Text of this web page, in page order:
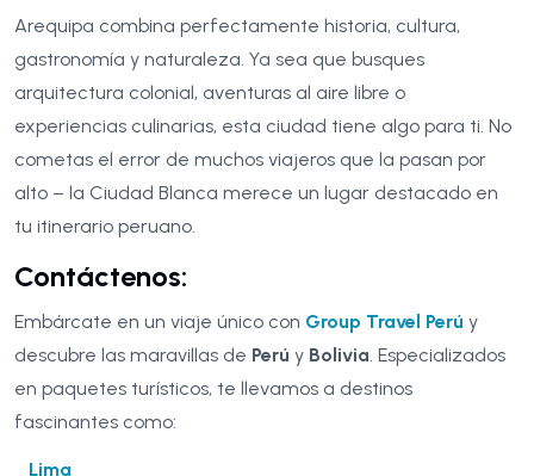
Arequipa combina perfectamente historia, cultura,
gastronomía y naturaleza. Ya sea que busques
arquitectura colonial, aventuras al aire libre o
experiencias culinarias, esta ciudad tiene algo para ti. No
cometas el error de muchos viajeros que la pasan por
alto – la Ciudad Blanca merece un lugar destacado en
tu itinerario peruano.
Contáctenos:
Embárcate en un viaje único con Group Travel Perú y
descubre las maravillas de Perú y Bolivia. Especializados
en paquetes turísticos, te llevamos a destinos
fascinantes como:
Lima